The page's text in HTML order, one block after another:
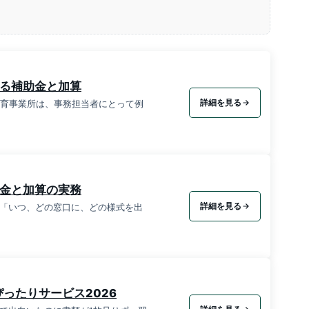
補助金と加算
事業所は、事務担当者にとって例 詳細を見る
と加算の実務
いつ、どの窓口に、どの様式を出 詳細を見る
ったりサービス2026